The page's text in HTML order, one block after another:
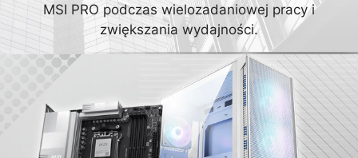
MSI PRO podczas wielozadaniowej pracy i
zwiększania wydajności.